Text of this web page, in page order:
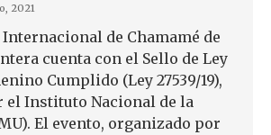
2021
Internacional de Chamamé de
cuenta con el Sello de Ley
Cumplido (Ley 27539/19),
el Instituto Nacional de la
El evento, organizado por